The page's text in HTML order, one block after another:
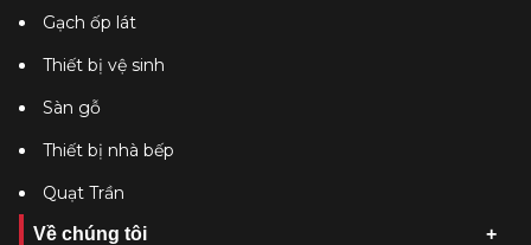
Gạch ốp lát
Thiết bị vệ sinh
Sàn gỗ
Thiết bị nhà bếp
Quạt Trần
Về chúng tôi